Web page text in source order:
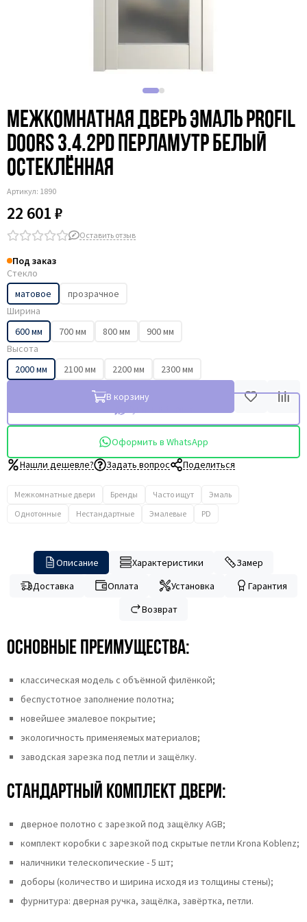
Межкомнатная дверь эмаль Profil
Doors 3.4.2PD перламутр белый
остеклённая
Артикул: 1890
22 601 ₽
Оставить отзыв
Под заказ
Стекло
матовое
прозрачное
Ширина
600 мм
700 мм 800 мм
900 мм
Высота
2000 мм
2100 мм 2200 мм 2300 мм
В корзину
Оформить в WhatsApp
Нашли дешевле?
Задать вопрос Поделиться
Межкомнатные двери Бренды Часто ищут
Эмаль
Однотонные
Нестандартные Эмалевые PD
Описание Характеристики
Замер
Доставка
Оплата Установка
Гарантия
Возврат
Основные преимущества:
классическая модель с объёмной филёнкой;
беспустотное заполнение полотна;
новейшее эмалевое покрытие;
экологичность применяемых материалов;
заводская зарезка под петли и защёлку.
Стандартный комплект двери:
дверное полотно с зарезкой под защёлку AGB;
комплект коробки с зарезкой под скрытые петли Krona Koblenz;
наличники телескопические - 5 шт;
доборы (количество и ширина исходя из толщины стены);
фурнитура: дверная ручка, защёлка, завёртка, петли.